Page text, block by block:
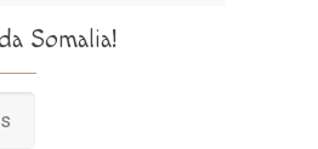
Somalia!